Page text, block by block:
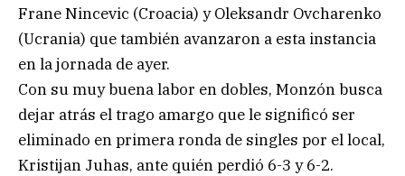
Frane Nincevic (Croacia) y Oleksandr Ovcharenko
(Ucrania) que también avanzaron a esta instancia
en la jornada de ayer.
Con su muy buena labor en dobles, Monzón busca
dejar atrás el trago amargo que le significó ser
eliminado en primera ronda de singles por el local,
Kristijan Juhas, ante quién perdió 6-3 y 6-2.